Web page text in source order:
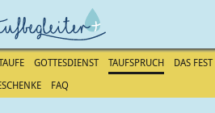
GOTTESDIENST TAUFSPRUCH
DAS FEST
FAQ